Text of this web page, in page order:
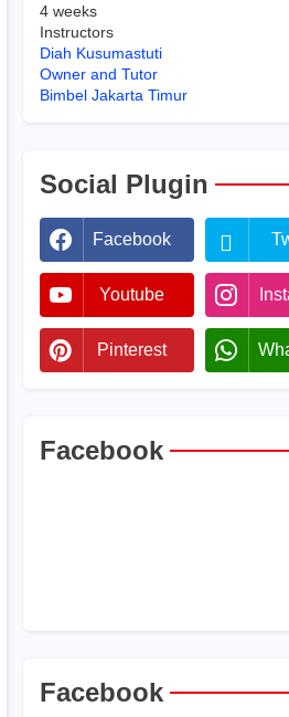
4 weeks
Instructors
Diah Kusumastuti
Owner and Tutor
Bimbel Jakarta Timur
Social Plugin
Facebook
Youtube
Pinterest
Facebook
Facebook